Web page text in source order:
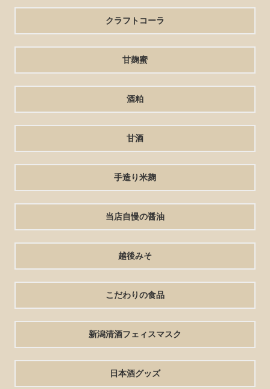
クラフトコーラ
甘麹蜜
酒粕
甘酒
手造り米麹
当店自慢の醤油
越後みそ
こだわりの食品
新潟清酒フェィスマスク
日本酒グッズ